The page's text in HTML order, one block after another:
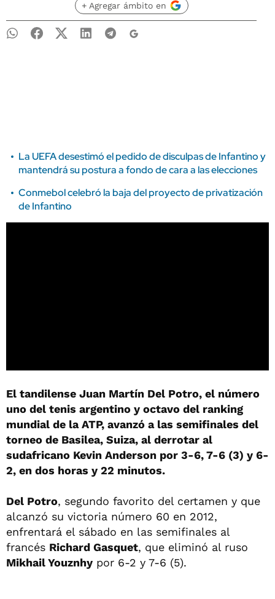
+ Agregar ámbito en
La UEFA desestimó el pedido de disculpas de Infantino y
mantendrá su postura a fondo de cara a las elecciones
Conmebol celebró la baja del proyecto de privatización
de Infantino
El tandilense Juan Martín Del Potro, el número
uno del tenis argentino y octavo del ranking
mundial de la ATP, avanzó a las semifinales del
torneo de Basilea, Suiza, al derrotar al
sudafricano Kevin Anderson por 3-6, 7-6 (3) y 6-
2, en dos horas y 22 minutos.
Del Potro, segundo favorito del certamen y que
alcanzó su victoria número 60 en 2012,
enfrentará el sábado en las semifinales al
francés Richard Gasquet, que eliminó al ruso
Mikhail Youznhy por 6-2 y 7-6 (5).